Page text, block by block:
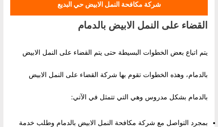
شركة مكافحة النمل الابيض حي البديع
القضاء على النمل الابيض بالدمام
يتم اتباع بعض الخطوات البسيطة حتى يتم القضاء على النمل الابيض
بالدمام، وهذه الخطوات تقوم بها شركة القضاء على النمل الابيض
بالدمام بشكل مدروس وهي التي تتمثل في الآتي:
بمجرد التواصل مع شركة مكافحة النمل الابيض بالدمام وطلب خدمة